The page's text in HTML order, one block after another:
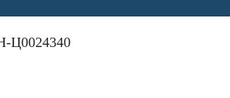
Ц0024340